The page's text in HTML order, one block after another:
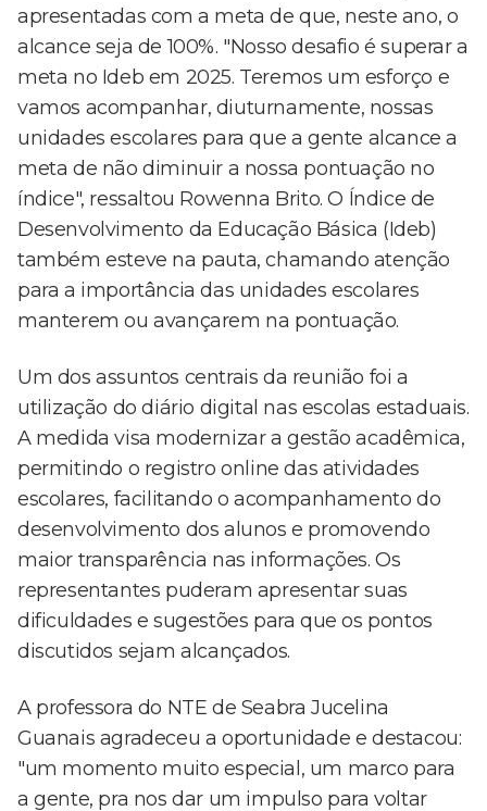
apresentadas com a meta de que, neste ano, o
alcance seja de 100%. "Nosso desafio é superar a
meta no Ideb em 2025. Teremos um esforço e
vamos acompanhar, diuturnamente, nossas
unidades escolares para que a gente alcance a
meta de não diminuir a nossa pontuação no
índice", ressaltou Rowenna Brito. O Índice de
Desenvolvimento da Educação Básica (Ideb)
também esteve na pauta, chamando atenção
para a importância das unidades escolares
manterem ou avançarem na pontuação.
Um dos assuntos centrais da reunião foi a
utilização do diário digital nas escolas estaduais.
A medida visa modernizar a gestão acadêmica,
permitindo o registro online das atividades
escolares, facilitando o acompanhamento do
desenvolvimento dos alunos e promovendo
maior transparência nas informações. Os
representantes puderam apresentar suas
dificuldades e sugestões para que os pontos
discutidos sejam alcançados.
A professora do NTE de Seabra Jucelina
Guanais agradeceu a oportunidade e destacou:
"um momento muito especial, um marco para
a gente, pra nos dar um impulso para voltar